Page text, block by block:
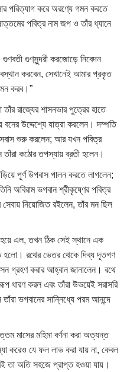
পরিত্যাগ করে অরণ্যে গমন করতে
পবিত্র নাম জপ ও তাঁর ধ্যানে
গুণসুন্দরী করজোড়ে নিবেদন
করবেন, সেখানেই আমার প্রকৃত
করব।”
তাঁর রাজ্যের শাসনভার পুত্রের হাতে
বনের উদ্দেশ্যে যাত্রা করলেন। দম্পতি
বসবাস শুরু করলেন; আর যখন পবিত্র
কঠোর তপস্যায় ব্রতী হলেন।
পূর্ণ উপবাস পালন করতে লাগলেন;
অবিরাম ভগবান শ্রীকৃষ্ণের পবিত্র
সেবায় নিয়োজিত রইলেন, তাঁর মন ছিল
এল, তখন ঠিক সেই স্থানে এক
হলো। রথের ভেতর থেকে দিব্য দূতগণ
গ্রহণ করার আহ্বান জানালেন। রথে
ধারণ করল এবং তাঁরা উভয়েই সরাসরি
ভগবানের সান্নিধ্যে পরম আনন্দে
মাসের মহিমা বর্ণনা করা অত্যন্ত
করেও যে ফল লাভ করা যায় না, কেবল
তা অতি সহজে প্রাপ্ত হওয়া যায়।